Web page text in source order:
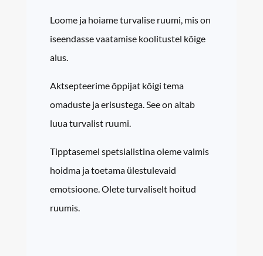
Loome ja hoiame turvalise ruumi, mis on
iseendasse vaatamise koolitustel kõige
alus.
Aktsepteerime õppijat kõigi tema
omaduste ja erisustega. See on aitab
luua turvalist ruumi.
Tipptasemel spetsialistina oleme valmis
hoidma ja toetama ülestulevaid
emotsioone. Olete turvaliselt hoitud
ruumis.